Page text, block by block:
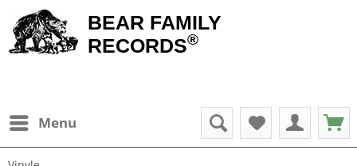
BEAR FAMILY
RECORDS®
Menu